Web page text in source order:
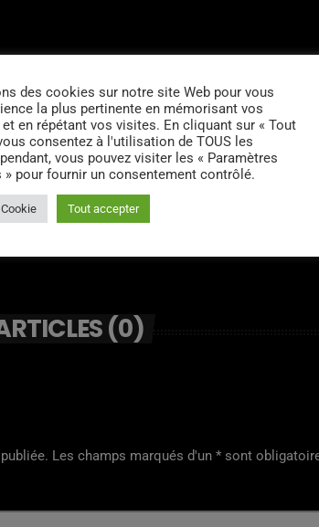
(0)
Les champs marqués d'un * sont
des cookies sur notre site Web pour vous
la plus pertinente en mémorisant vos
en répétant vos visites. En cliquant sur « Tout
consentez à l'utilisation de TOUS les
vous pouvez visiter les « Paramètres
pour fournir un consentement contrôlé.
Tout accepter